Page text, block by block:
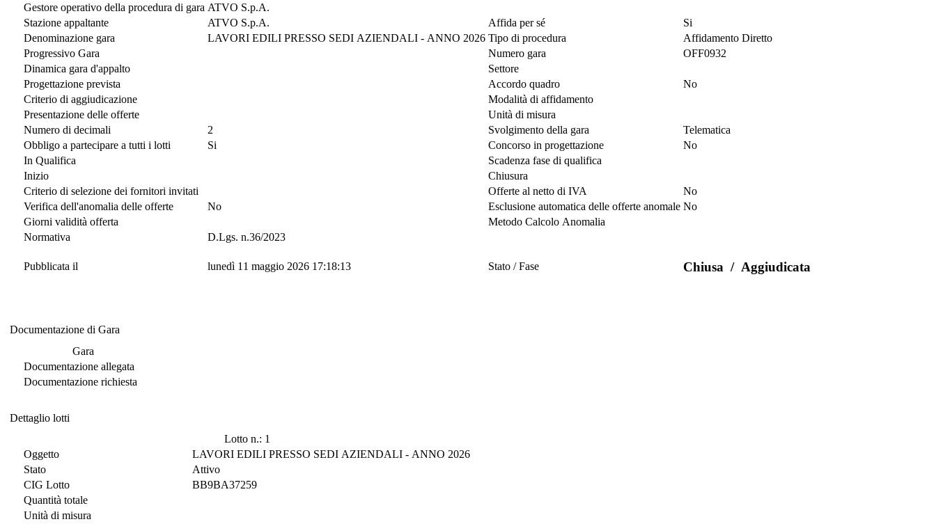
Gestore operativo della procedura di gara ATVO S.p.A.
Stazione appaltante
ATVO S.p.A. Affida per sé
Si
Denominazione gara
LAVORI EDILI PRESSO SEDI AZIENDALI - ANNO 2026 Tipo di procedura
Affidamento Diretto
Progressivo Gara
Numero gara
OFF0932
Dinamica gara d'appalto
Settore
Progettazione prevista
Accordo quadro
No
Criterio di aggiudicazione
Modalità di affidamento
Presentazione delle offerte
Unità di misura
Numero di decimali
2 Svolgimento della gara
Telematica
Obbligo a partecipare a tutti i lotti
Si Concorso in progettazione
No
In Qualifica
Scadenza fase di qualifica
Inizio
Chiusura
Criterio di selezione dei fornitori invitati
Offerte al netto di IVA
No
Verifica dell'anomalia delle offerte
No Esclusione automatica delle offerte anomale No
Giorni validità offerta
Metodo Calcolo Anomalia
Normativa
D.Lgs. n.36/2023
Pubblicata il lunedì 11 maggio 2026 17:18:13 Stato / Fase Chiusa / Aggiudicata
Documentazione di Gara
Gara
Documentazione allegata
Documentazione richiesta
Dettaglio lotti
Lotto n.: 1
Oggetto
LAVORI EDILI PRESSO SEDI AZIENDALI - ANNO 2026
Stato
Attivo
CIG Lotto
BB9BA37259
Quantità totale
Unità di misura